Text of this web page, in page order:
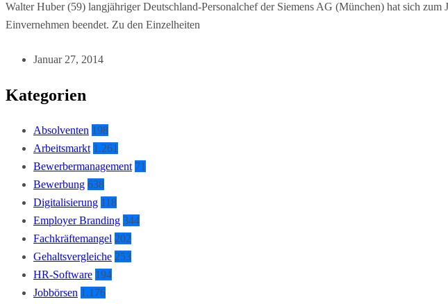
Walter Huber (59) langjähriger Deutschland-Personalchef der Siemens AG (München) hat sich
Einvernehmen beendet. Zu den Einzelheiten
Januar 27, 2014
Kategorien
Absolventen 198
Arbeitsmarkt 1.261
Bewerbermanagement 71
Bewerbung 638
Digitalisierung 118
Employer Branding 344
Fachkräftemangel 202
Gehaltsvergleiche 253
HR-Software 194
Jobbörsen 1.176